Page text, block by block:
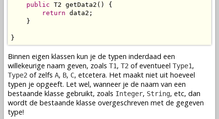
public T2 getData2() {
return data2;
    }
}
Binnen eigen klassen kun je de typen inderdaad een
willekeurige naam geven, zoals T1, T2 of eventueel Type1,
Type2 of zelfs A, B, C, etcetera. Het maakt niet uit hoeveel
typen je opgeeft. Let wel, wanneer je de naam van een
bestaande klasse gebruikt, zoals Integer, String, etc, dan
wordt de bestaande klasse overgeschreven met de gegeven
type!